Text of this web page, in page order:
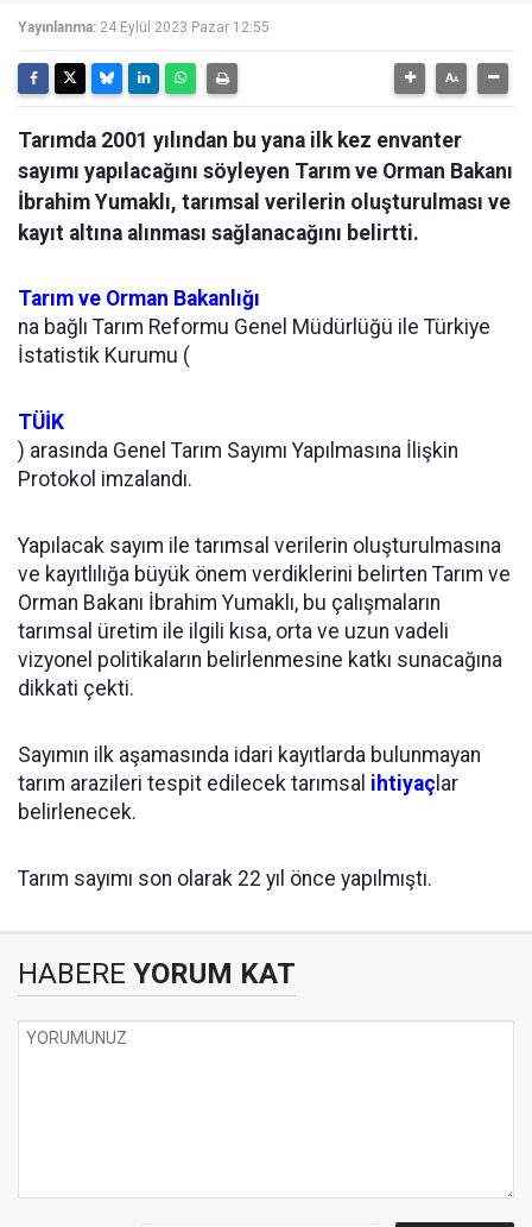
Yayınlanma: 24 Eylül 2023 Pazar 12:55
Tarımda 2001 yılından bu yana ilk kez envanter
sayımı yapılacağını söyleyen Tarım ve Orman Bakanı
İbrahim Yumaklı, tarımsal verilerin oluşturulması ve
kayıt altına alınması sağlanacağını belirtti.
Tarım ve Orman Bakanlığı
na bağlı Tarım Reformu Genel Müdürlüğü ile Türkiye
İstatistik Kurumu (
TÜİK
) arasında Genel Tarım Sayımı Yapılmasına İlişkin
Protokol imzalandı.
Yapılacak sayım ile tarımsal verilerin oluşturulmasına
ve kayıtlılığa büyük önem verdiklerini belirten Tarım ve
Orman Bakanı İbrahim Yumaklı, bu çalışmaların
tarımsal üretim ile ilgili kısa, orta ve uzun vadeli
vizyonel politikaların belirlenmesine katkı sunacağına
dikkati çekti.
Sayımın ilk aşamasında idari kayıtlarda bulunmayan
tarım arazileri tespit edilecek tarımsal ihtiyaç lar
belirlenecek.
Tarım sayımı son olarak 22 yıl önce yapılmıştı.
HABERE YORUM KAT